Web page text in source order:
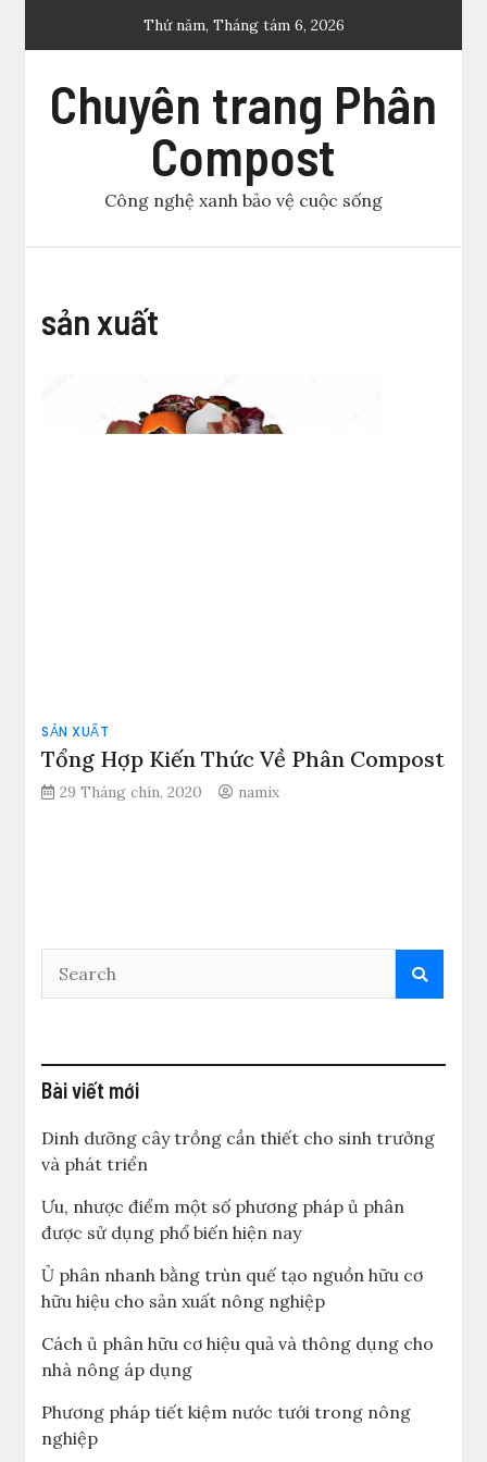
Thứ năm, Tháng tám 6, 2026
Chuyên trang Phân
Compost
Công nghệ xanh bảo vệ cuộc sống
sản xuất
SẢN XUẤT
Tổng Hợp Kiến Thức Về Phân Compost
29 Tháng chín, 2020 namix
Bài viết mới
Dinh dưỡng cây trồng cần thiết cho sinh trưởng
và phát triển
Ưu, nhược điểm một số phương pháp ủ phân
được sử dụng phổ biến hiện nay
Ủ phân nhanh bằng trùn quế tạo nguồn hữu cơ
hữu hiệu cho sản xuất nông nghiệp
Cách ủ phân hữu cơ hiệu quả và thông dụng cho
nhà nông áp dụng
Phương pháp tiết kiệm nước tưới trong nông
nghiệp